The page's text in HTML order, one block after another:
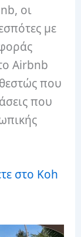
οι
με
Airbnb
που
που
στο Koh